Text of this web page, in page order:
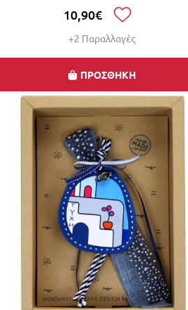
10,90€
+2 Παραλλαγές
ΠΡΟΣΘΗΚΗ